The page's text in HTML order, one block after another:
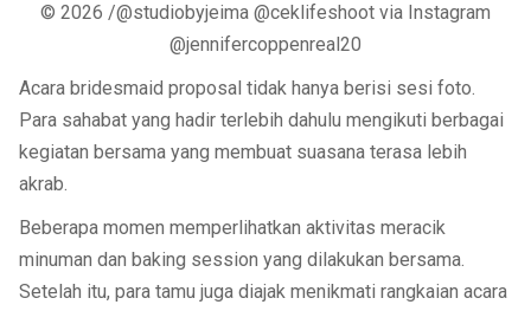
© 2026 /@studiobyjeima @ceklifeshoot via Instagram
@jennifercoppenreal20
Acara bridesmaid proposal tidak hanya berisi sesi foto.
Para sahabat yang hadir terlebih dahulu mengikuti berbagai
kegiatan bersama yang membuat suasana terasa lebih
akrab.
Beberapa momen memperlihatkan aktivitas meracik
minuman dan baking session yang dilakukan bersama.
Setelah itu, para tamu juga diajak menikmati rangkaian acara